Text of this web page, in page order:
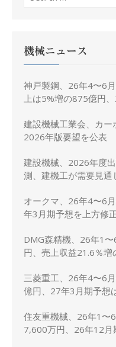
機械ニュース
神戸製鋼、26年4〜6
上は5%増の875億円
建設機械工業会、カー
2026年版要望を公表
建設機械、2026年度
測、建機工が需要見通
オークマ、26年4〜6
年3月期予想を上方修
DMG森精機、26年1
円、売上収益21.6％
三菱重工、26年4〜6
億円、27年3月期予想
住友重機械、26年1〜
7,600万円、26年12